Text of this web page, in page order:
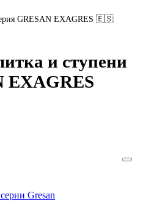
GRESAN EXAGRES 🇪🇸
и ступени
EXAGRES
Gresan